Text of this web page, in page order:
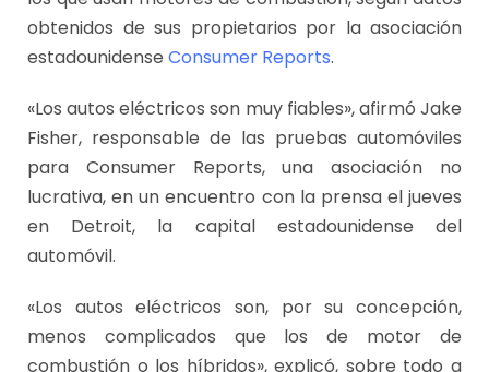
obtenidos de sus propietarios por la asociación
estadounidense Consumer Reports.
«Los autos eléctricos son muy fiables», afirmó Jake
Fisher, responsable de las pruebas automóviles
para Consumer Reports, una asociación no
lucrativa, en un encuentro con la prensa el jueves
en Detroit, la capital estadounidense del
automóvil.
«Los autos eléctricos son, por su concepción,
menos complicados que los de motor de
combustión o los híbridos», explicó, sobre todo a